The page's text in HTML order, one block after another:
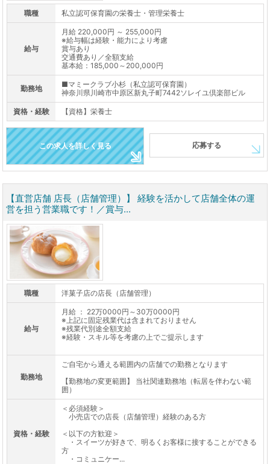
職種 私立認可保育園の栄養士・管理栄養士
給与
月給 220,000円 ～ 255,000円
※給与幅は経験・能力により考慮
賞与あり
交通費あり／全額支給
基本給：185,000～200,000円
勤務地
■マミークラブ小杉（私立認可保育園）
神奈川県川崎市中原区新丸子町7442ソレイユ倶楽部ビル
資格・経験 【資格】栄養士
この求人を詳しく見る 応募する
【直営店舗 店長（店舗管理）】 経験を活かして店舗全体の運
営を担う営業職です！／賞与...
職種 洋菓子店の店長（店舗管理）
給与
月給 ： 22万0000円～30万0000円
※上記に固定残業代は含まれておりません
※残業代別途全額支給
※経験・スキル等を考慮の上でご提示します
勤務地
ご自宅から通える範囲内の店舗での勤務となります
【勤務地の変更範囲】 当社関連勤務地（転居を伴わない範
囲）
資格・経験
＜必須経験＞
小売店での店長（店舗管理）経験のある方
＜以下の方歓迎＞
・スイーツが好きで、明るくお客様に接することができる
方
・コミュニケー...